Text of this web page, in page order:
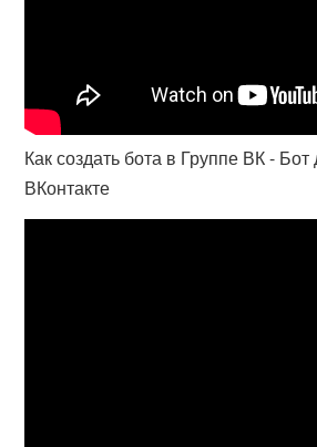
Как создать бота в Группе ВК -
ВКонтакте